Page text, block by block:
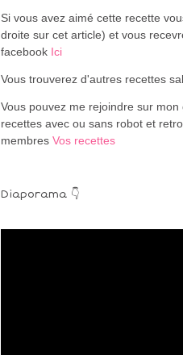
Si vous avez aimé cette recette
droite sur cet article) et vous
facebook Ici
Vous trouverez d'autres recettes
Vous pouvez me rejoindre sur
recettes avec ou sans robot et
membres Vos recettes
Diaporama 👇